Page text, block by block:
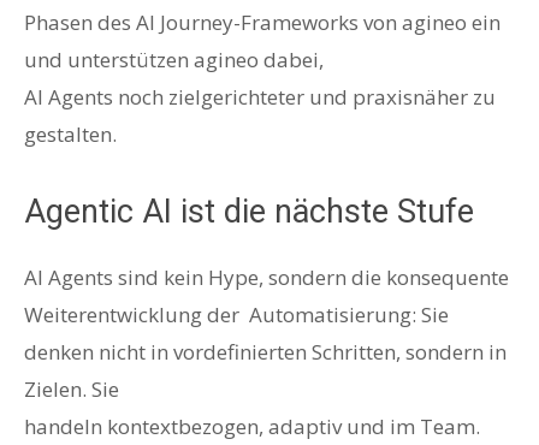
Phasen des AI Journey-Frameworks von agineo ein
und unterstützen agineo dabei,
AI Agents noch zielgerichteter und praxisnäher zu
gestalten.
Agentic AI ist die nächste Stufe
AI Agents sind kein Hype, sondern die konsequente
Weiterentwicklung der Automatisierung: Sie
denken nicht in vordefinierten Schritten, sondern in
Zielen. Sie
handeln kontextbezogen, adaptiv und im Team.